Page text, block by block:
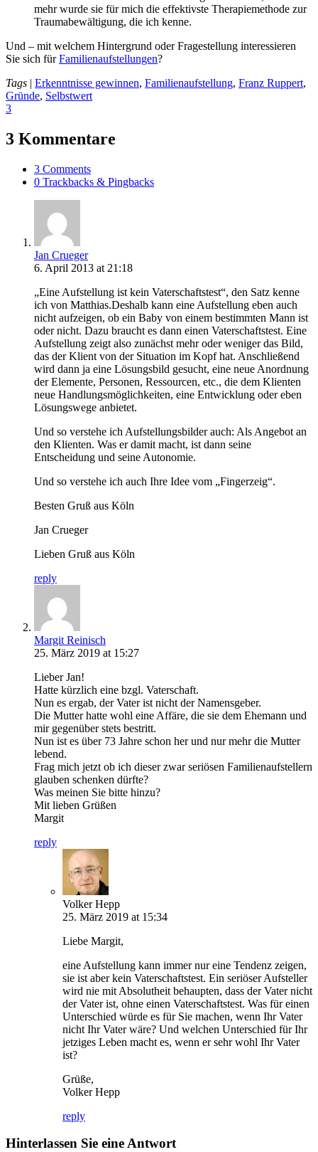
mehr wurde sie für mich die effektivste Therapiemethode zur
Traumabewältigung, die ich kenne.
Und – mit welchem Hintergrund oder Fragestellung interessieren
Sie sich fürFamilienaufstellungen?
Tags | Erkenntnisse gewinnen, Familienaufstellung, Franz Ruppert,
Gründe, Selbstwert
3
3 Kommentare
3 Comments
0 Trackbacks & Pingbacks
Jan Crueger
6. April 2013 at 21:18
„Eine Aufstellung ist kein Vaterschaftstest“, den Satz kenne
ich von Matthias.Deshalb kann eine Aufstellung eben auch
nicht aufzeigen, ob ein Baby von einem bestimmten Mann ist
oder nicht. Dazu braucht es dann einen Vaterschaftstest. Eine
Aufstellung zeigt also zunächst mehr oder weniger das Bild,
das der Klient von der Situation im Kopf hat. Anschließend
wird dann ja eine Lösungsbild gesucht, eine neue Anordnung
der Elemente, Personen, Ressourcen, etc., die dem Klienten
neue Handlungsmöglichkeiten, eine Entwicklung oder eben
Lösungswege anbietet.
Und so verstehe ich Aufstellungsbilder auch: Als Angebot an
den Klienten. Was er damit macht, ist dann seine
Entscheidung und seine Autonomie.
Und so verstehe ich auch Ihre Idee vom „Fingerzeig“.
Besten Gruß aus Köln
Jan Crueger
Lieben Gruß aus Köln
reply
Margit Reinisch
25. März 2019 at 15:27
Lieber Jan!
Hatte kürzlich eine bzgl. Vaterschaft.
Nun es ergab, der Vater ist nicht der Namensgeber.
Die Mutter hatte wohl eine Affäre, die sie dem Ehemann und
mir gegenüber stets bestritt.
Nun ist es über 73 Jahre schon her und nur mehr die Mutter
lebend.
Frag mich jetzt ob ich dieser zwar seriösen Familienaufstellern
glauben schenken dürfte?
Was meinen Sie bitte hinzu?
Mit lieben Grüßen
Margit
reply
Volker Hepp
25. März 2019 at 15:34
Liebe Margit,
eine Aufstellung kann immer nur eine Tendenz zeigen,
sie ist aber kein Vaterschaftstest. Ein seriöser Aufsteller
wird nie mit Absolutheit behaupten, dass der Vater nicht
der Vater ist, ohne einen Vaterschaftstest. Was für einen
Unterschied würde es für Sie machen, wenn Ihr Vater
nicht Ihr Vater wäre? Und welchen Unterschied für Ihr
jetziges Leben macht es, wenn er sehr wohl Ihr Vater
ist?
Grüße,
Volker Hepp
reply
Hinterlassen Sie eine Antwort